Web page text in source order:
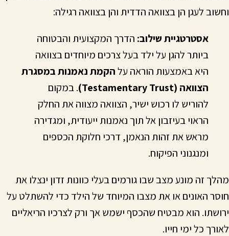
וחשוב לעגן הן בצוואה הדדית והן בצוואה רגילה:
אסטרטגיית שילוב: הדרך המקצועית והבטוחה
ביותר להגן על ילד בעל צרכים מיוחדים בצוואה
היא באמצעות הוראה עלהקמת נאמנות במסגרת
הצוואה (Testamentary Trust)
. במקום
להוריש לו רכוש ישיר, הצוואה מצווה את החלק
הראוי בעיזבון אל תוך נאמנות ייעודית, ומגדירה
מראש את זהות הנאמן, דרכי חלוקת הכספים
ומנגנוני הפיקוח.
מהלך זה מונע מצב שבו גורמים בעלי כוונות זדון ינצלו את
חוסר האונים או את מצבו המיוחד של הילד כדי להשתלט על
ירושתו. הוא מבטיח שהכסף ישמש אך ורק לצרכיו הריאליים
לאורך כל ימי חייו.